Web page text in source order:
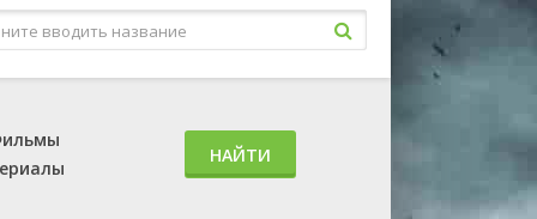
НАЙТИ